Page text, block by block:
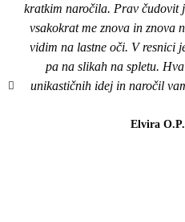
kratkim naročila. Prav čudovit
vsakokrat me znova in znova
vidim na lastne oči. V resnici
pa na slikah na spletu.
unikastičnih idej in naročil
Elvira O.P.